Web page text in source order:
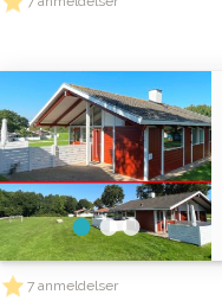
7 anmeldelser